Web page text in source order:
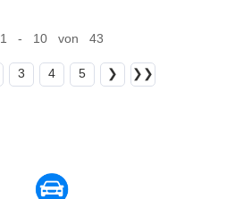
1 - 10 von 43
3 4 5 ❯ ❯❯